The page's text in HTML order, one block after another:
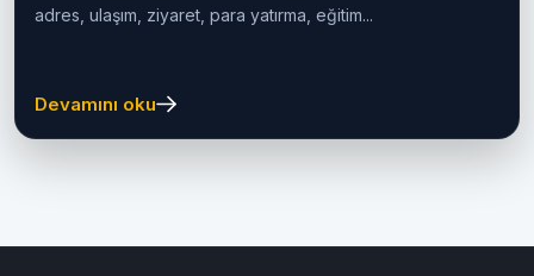
adres, ulaşım, ziyaret, para yatırma, eğitim...
Devamını oku